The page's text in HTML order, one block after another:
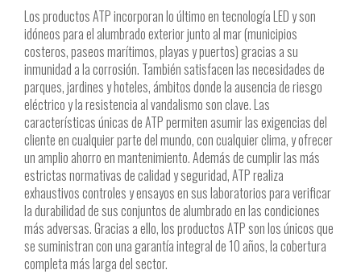
Los productos ATP incorporan lo último en tecnología LED y son
idóneos para el alumbrado exterior junto al mar (municipios
costeros, paseos marítimos, playas y puertos) gracias a su
inmunidad a la corrosión. También satisfacen las necesidades de
parques, jardines y hoteles, ámbitos donde la ausencia de riesgo
eléctrico y la resistencia al vandalismo son clave. Las
características únicas de ATP permiten asumir las exigencias del
cliente en cualquier parte del mundo, con cualquier clima, y ofrecer
un amplio ahorro en mantenimiento. Además de cumplir las más
estrictas normativas de calidad y seguridad, ATP realiza
exhaustivos controles y ensayos en sus laboratorios para verificar
la durabilidad de sus conjuntos de alumbrado en las condiciones
más adversas. Gracias a ello, los productos ATP son los únicos que
se suministran con una garantía integral de 10 años, la cobertura
completa más larga del sector.